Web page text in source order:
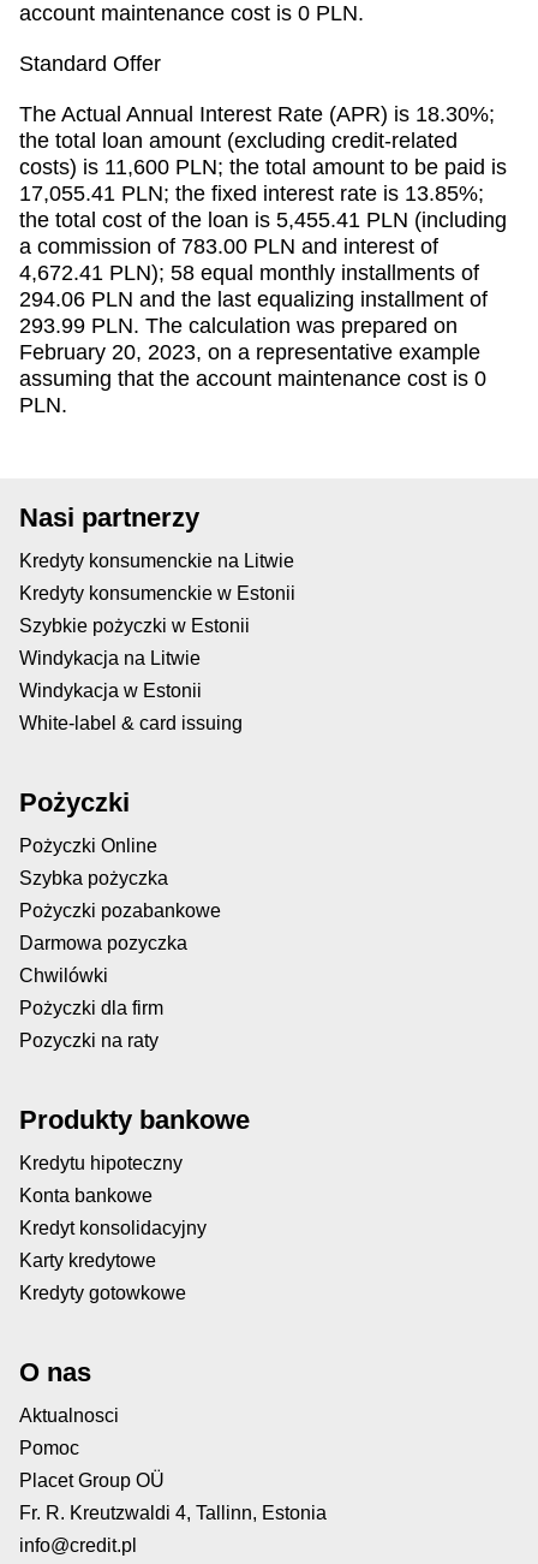
account maintenance cost is 0 PLN.
Standard Offer
The Actual Annual Interest Rate (APR) is 18.30%;
the total loan amount (excluding credit-related
costs) is 11,600 PLN; the total amount to be paid is
17,055.41 PLN; the fixed interest rate is 13.85%;
the total cost of the loan is 5,455.41 PLN (including
a commission of 783.00 PLN and interest of
4,672.41 PLN); 58 equal monthly installments of
294.06 PLN and the last equalizing installment of
293.99 PLN. The calculation was prepared on
February 20, 2023, on a representative example
assuming that the account maintenance cost is 0
PLN.
Nasi partnerzy
Kredyty konsumenckie na Litwie
Kredyty konsumenckie w Estonii
Szybkie pożyczki w Estonii
Windykacja na Litwie
Windykacja w Estonii
White-label & card issuing
Pożyczki
Pożyczki Online
Szybka pożyczka
Pożyczki pozabankowe
Darmowa pozyczka
Chwilówki
Pożyczki dla firm
Pozyczki na raty
Produkty bankowe
Kredytu hipoteczny
Konta bankowe
Kredyt konsolidacyjny
Karty kredytowe
Kredyty gotowkowe
O nas
Aktualnosci
Pomoc
Placet Group OÜ
Fr. R. Kreutzwaldi 4, Tallinn, Estonia
info@credit.pl